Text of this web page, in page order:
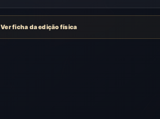
Ver ficha da edição física